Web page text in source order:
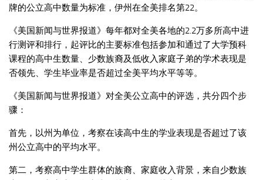
牌的公立高中数量为标准，伊州在全美排名第22。
《美国新闻与世界报道》每年都对全美各地的2.2万多所高中进
行测评和排行，起评比的主要标准包括参加和通过了大学预科
课程的高中生数量、少数族裔及低收入家庭子弟的学术表现是
否领先、学生毕业率是否超过全美平均水平等等。
《美国新闻与世界报道》对全美公立高中的评选，共分四个步
骤：
首先，以州为单位，考察在读高中生的学业表现是否超过了该
州公立高中的平均水平。
第二，考察高中学生群体的族裔、家庭收入背景，来自少数族